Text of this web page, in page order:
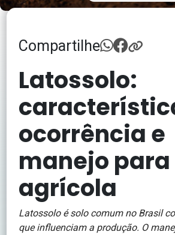
Compartilhe
Latossolo:
ocorrência e
manejo para
agrícola
Latossolo é solo comum no Brasil
que influenciam a produção. O